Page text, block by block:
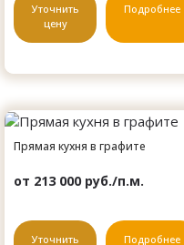
Уточнить
цену
Подробнее
Прямая кухня в графите
от 213 000 руб./п.м.
Уточнить
Подробнее